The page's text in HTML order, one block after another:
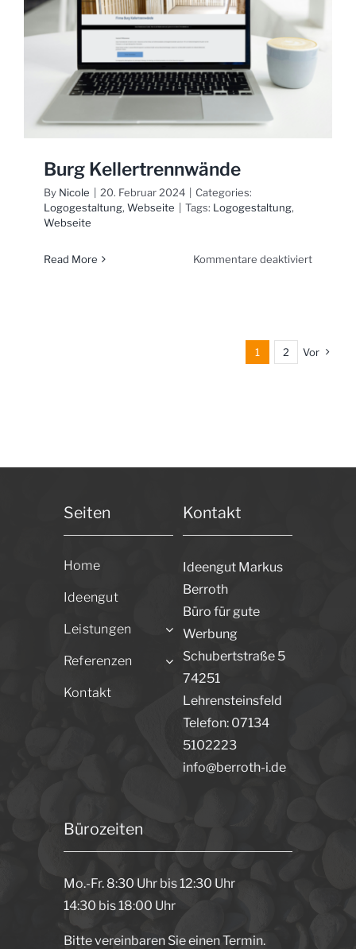
Burg Kellertrennwände
By Nicole 20. Februar 2024
Categories:
Logogestaltung, Webseite Tags: Logogestaltung,
Webseite
Read More Kommentare deaktiviertfür
1 2 Vor
Seiten
Home
Ideengut
Leistungen
Referenzen
Kontakt
Kontakt
Ideengut Markus
Berroth
Büro für gute
Werbung
Schubertstraße 5
74251
Lehrensteinsfeld
Telefon: 07134
5102223
info@berroth-i.de
Bürozeiten
Mo.-Fr. 8:30 Uhr bis 12:30 Uhr
14:30 bis 18:00 Uhr
Bitte vereinbaren Sie einen Termin.